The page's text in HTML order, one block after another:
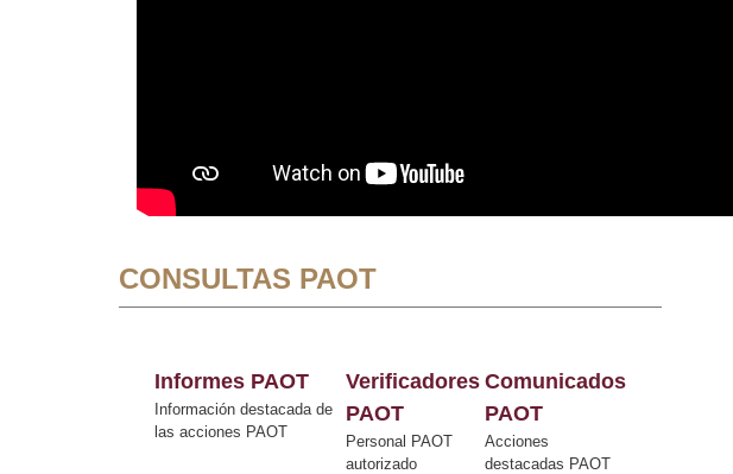
CONSULTAS PAOT
Informes PAOT
Información destacada de
las acciones PAOT
Verificadores
PAOT
Personal PAOT
autorizado
Comunicados
PAOT
Acciones
destacadas PAOT